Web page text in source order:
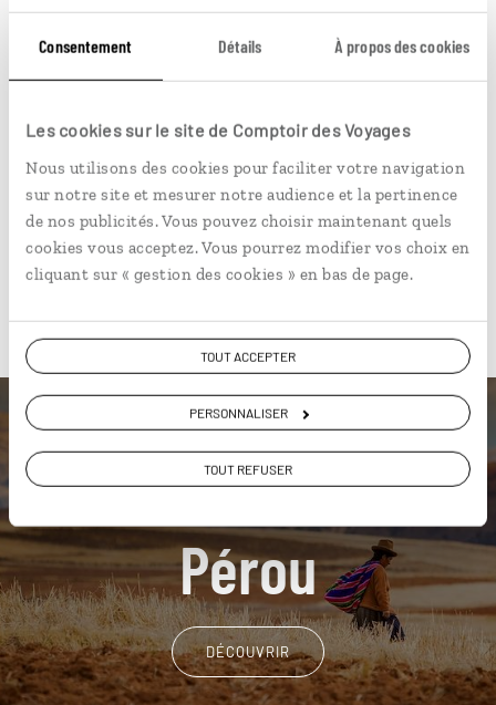
Consentement Détails À propos des cookies
Les cookies sur le site de Comptoir des Voyages
Nous utilisons des cookies pour faciliter votre navigation
sur notre site et mesurer notre audience et la pertinence
de nos publicités. Vous pouvez choisir maintenant quels
cookies vous acceptez. Vous pourrez modifier vos choix en
cliquant sur « gestion des cookies » en bas de page.
TOUT ACCEPTER
PERSONNALISER
TOUT REFUSER
Circuit combiné Pérou et Bolivie : Sucre, Uyuni,
Titicaca, Cuzco...
Pour aller plus loin
Nos 8 idées de voyage
Pérou
DÉCOUVRIR